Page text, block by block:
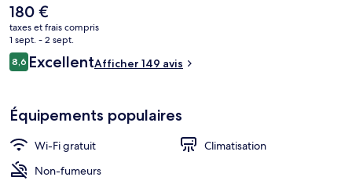
Le
prix
actuel
est
de
180 €
taxes et frais compris
1 sept. - 2 sept.
Avis
voyageurs
8,68,6 sur 10
ExcellentAfficher 149 avis
Équipements populaires
Wi-Fi gratuit
Climatisation
Non-fumeurs